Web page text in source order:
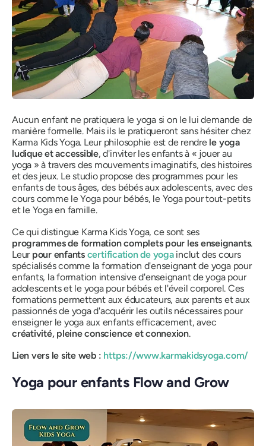
Aucun enfant ne pratiquera le yoga si on le lui demande de
manière formelle. Mais ils le pratiqueront sans hésiter chez
Karma Kids Yoga. Leur philosophie est de rendre le yoga
ludique et accessible, d'inviter les enfants à « jouer au
yoga » à travers des mouvements imaginatifs, des histoires
et des jeux. Le studio propose des programmes pour les
enfants de tous âges, des bébés aux adolescents, avec des
cours comme le Yoga pour bébés, le Yoga pour tout-petits
et le Yoga en famille.
Ce qui distingue Karma Kids Yoga, ce sont ses
programmes de formation complets pour les enseignants.
Leur pour enfants certification de yoga inclut des cours
spécialisés comme la formation d'enseignant de yoga pour
enfants, la formation intensive d'enseignant de yoga pour
adolescents et le yoga pour bébés et l'éveil corporel. Ces
formations permettent aux éducateurs, aux parents et aux
passionnés de yoga d'acquérir les outils nécessaires pour
enseigner le yoga aux enfants efficacement, avec
créativité, pleine conscience et connexion.
Lien vers le site web : https://www.karmakidsyoga.com/
Yoga pour enfants Flow and Grow